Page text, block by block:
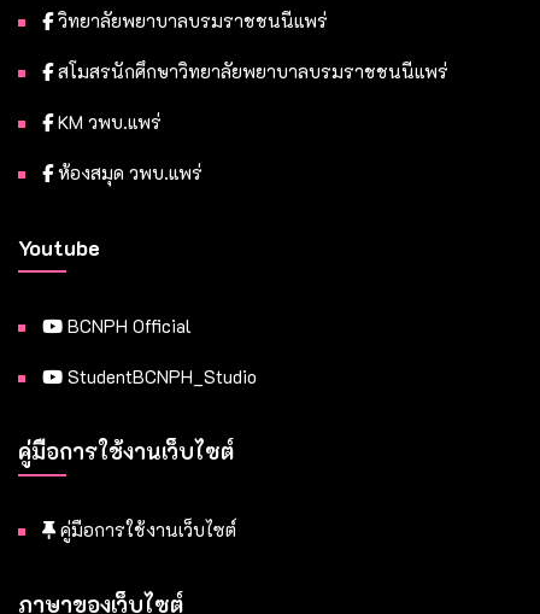
วิทยาลัยพยาบาลบรมราชชนนีแพร่
สโมสรนักศึกษาวิทยาลัยพยาบาลบรมราชชนนีแพร่
KM วพบ.แพร่
ห้องสมุด วพบ.แพร่
Youtube
BCNPH Official
StudentBCNPH_Studio
คู่มือการใช้งานเว็บไซต์
คู่มือการใช้งานเว็บไซต์
ภาษาของเว็บไซต์